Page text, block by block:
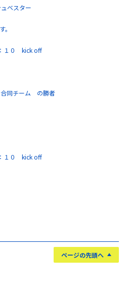
ベスター
１０ kick off
同チーム の勝者
１０ kick off
ページの先頭へ